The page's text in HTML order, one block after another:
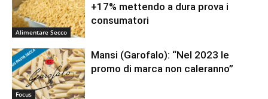
Alimentare Secco
+17% mettendo a dura prova i
consumatori
Focus
Mansi (Garofalo): “Nel 2023 le
promo di marca non caleranno”